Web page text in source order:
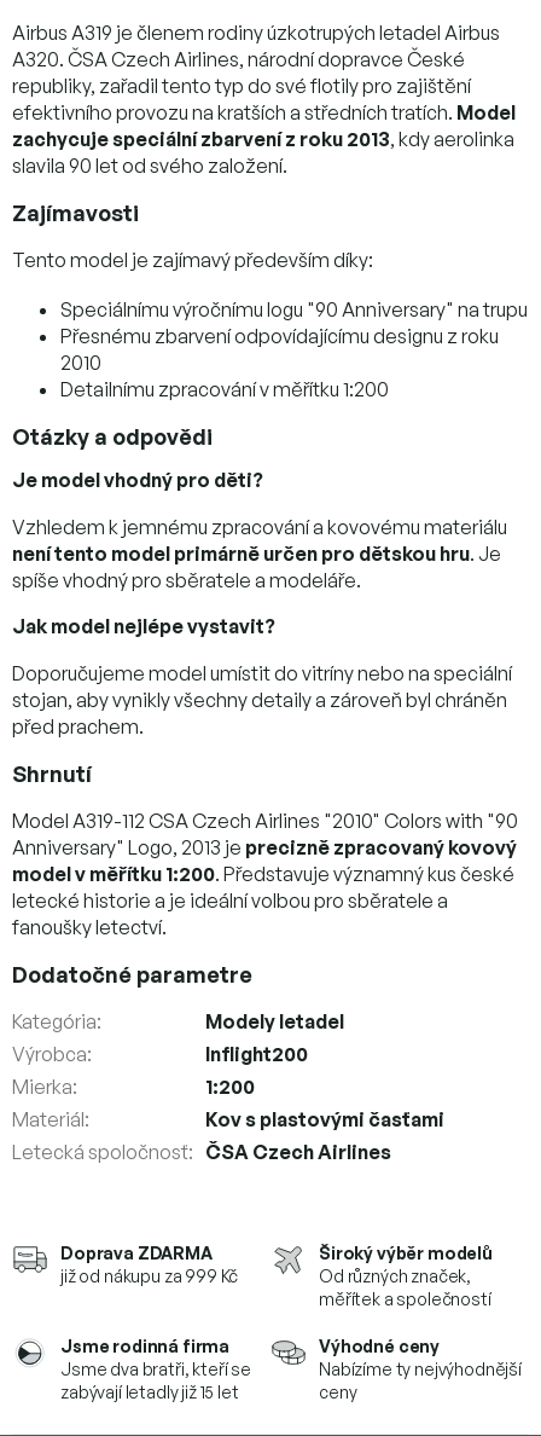
Doprava ZDARMA
již od nákupu za 999 Kč
Široký výběr modelů
Od různých značek,
měřítek a společností
Jsme rodinná firma
Jsme dva bratři, kteří se
zabývají letadly již 15 let
Výhodné ceny
Nabízíme ty nejvýhodnější
ceny
Airbus A319 je členem rodiny úzkotrupých letadel Airbus
A320. ČSA Czech Airlines, národní dopravce České
republiky, zařadil tento typ do své flotily pro zajištění
efektivního provozu na kratších a středních tratích. Model
zachycuje speciální zbarvení z roku 2013, kdy aerolinka
slavila 90 let od svého založení.
Zajímavosti
Tento model je zajímavý především díky:
Speciálnímu výročnímu logu "90 Anniversary" na trupu
Přesnému zbarvení odpovídajícímu designu z roku
2010
Detailnímu zpracování v měřítku 1:200
Otázky a odpovědi
Je model vhodný pro děti?
Vzhledem k jemnému zpracování a kovovému materiálu
není tento model primárně určen pro dětskou hru. Je
spíše vhodný pro sběratele a modeláře.
Jak model nejlépe vystavit?
Doporučujeme model umístit do vitríny nebo na speciální
stojan, aby vynikly všechny detaily a zároveň byl chráněn
před prachem.
Shrnutí
Model A319-112 CSA Czech Airlines "2010" Colors with "90
Anniversary" Logo, 2013 je precizně zpracovaný kovový
model v měřítku 1:200. Představuje významný kus české
letecké historie a je ideální volbou pro sběratele a
fanoušky letectví.
Dodatočné parametre
Kategória:
Modely letadel
Výrobca:
Inflight200
Mierka:
1:200
Materiál:
Kov s plastovými časťami
Letecká spoločnosť: ČSA Czech Airlines